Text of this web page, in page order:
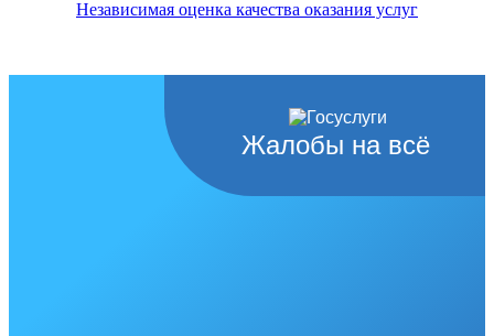
Независимая оценка качества оказания услуг
Жалобы на всё